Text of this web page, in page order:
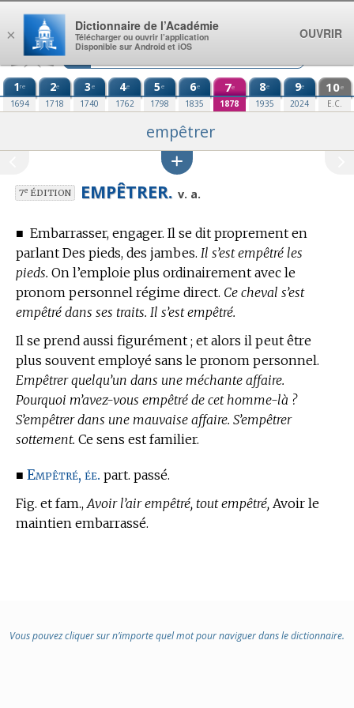
Aller au contenu
1re
1694
2e
1718
3e
1740
4e
1762
5e
1798
6e
1835
7e
1878
8e
1935
9e
2024
10e
E.C.
empêtrer
7eÉDITION EMPÊTRER. v. a.
■ Embarrasser, engager. Il se dit proprement en
parlant Des pieds, des jambes. Il s’est empêtré les
pieds. On l’emploie plus ordinairement avec le
pronom personnel régime direct. Ce cheval s’est
empêtré dans ses traits. Il s’est empêtré.
Il se prend aussi figurément ; et alors il peut être
plus souvent employé sans le pronom personnel.
Empêtrer quelqu’un dans une méchante affaire.
Pourquoi m’avez-vous empêtré de cet homme-là ?
S’empêtrer dans une mauvaise affaire. S’empêtrer
sottement. Ce sens est familier.
■ Empêtré, ée. part. passé.
Fig. et fam., Avoir l’air empêtré, tout empêtré, Avoir le
maintien embarrassé.
Vous pouvez cliquer sur n’importe quel mot pour naviguer dans le dictionnaire.
×
Dictionnaire de l’Académie
Télécharger ou ouvrir l’application
Disponible sur Android et iOS
OUVRIR